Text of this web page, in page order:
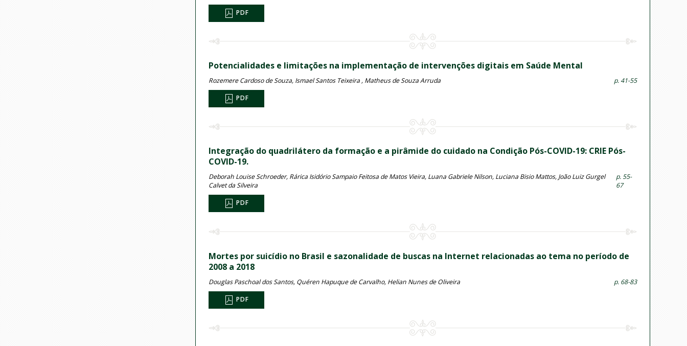
PDF
Potencialidades e limitações na implementação de intervenções digitais em Saúde Mental
Rozemere Cardoso de Souza, Ismael Santos Teixeira , Matheus de Souza Arruda p. 41-55
PDF
Integração do quadrilátero da formação e a pirâmide do cuidado na Condição Pós-COVID-19: CRIE Pós-
COVID-19.
Deborah Louise Schroeder, Rárica Isidório Sampaio Feitosa de Matos Vieira, Luana Gabriele Nilson, Luciana Bisio Mattos, João Luiz Gurgel
Calvet da Silveira
p. 55-
67
PDF
Mortes por suicídio no Brasil e sazonalidade de buscas na Internet relacionadas ao tema no período de
2008 a 2018
Douglas Paschoal dos Santos, Quéren Hapuque de Carvalho, Helian Nunes de Oliveira p. 68-83
PDF